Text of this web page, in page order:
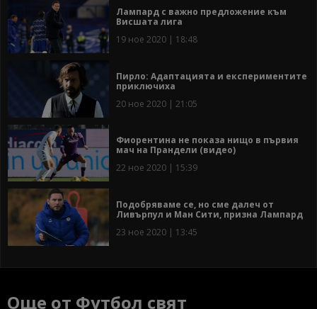
Лампард с важно предложение към
Висшата лига
19 ное 2020 | 18:48
Пирло: Адаптацията и експериментите
приключиха
20 ное 2020 | 21:05
Фиорентина не показа нищо в първия
мач на Прандели (видео)
22 ное 2020 | 15:39
Подобряваме се, но сме далеч от
Ливърпул и Ман Сити, призна Лампард
23 ное 2020 | 13:45
Още от Футбол свят